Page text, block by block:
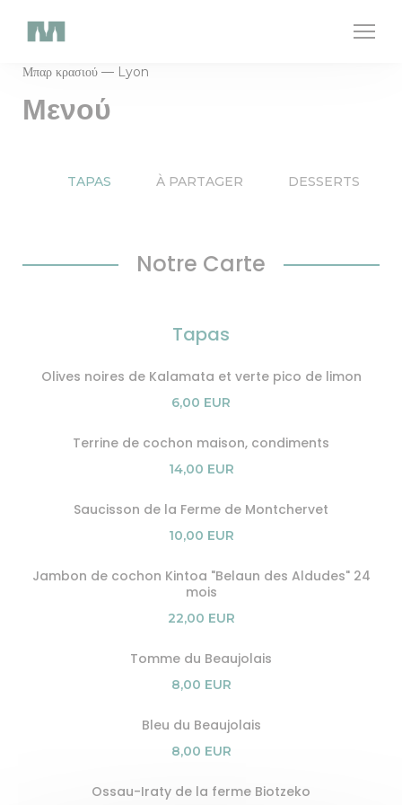
Μπαρ κρασιού — Lyon
Μενού
TAPAS À PARTAGER DESSERTS
Notre Carte
Tapas
Olives noires de Kalamata et verte pico de limon
6,00 EUR
Terrine de cochon maison, condiments
14,00 EUR
Saucisson de la Ferme de Montchervet
10,00 EUR
Jambon de cochon Kintoa "Belaun des Aldudes" 24
mois
22,00 EUR
Tomme du Beaujolais
8,00 EUR
Bleu du Beaujolais
8,00 EUR
Ossau-Iraty de la ferme Biotzeko